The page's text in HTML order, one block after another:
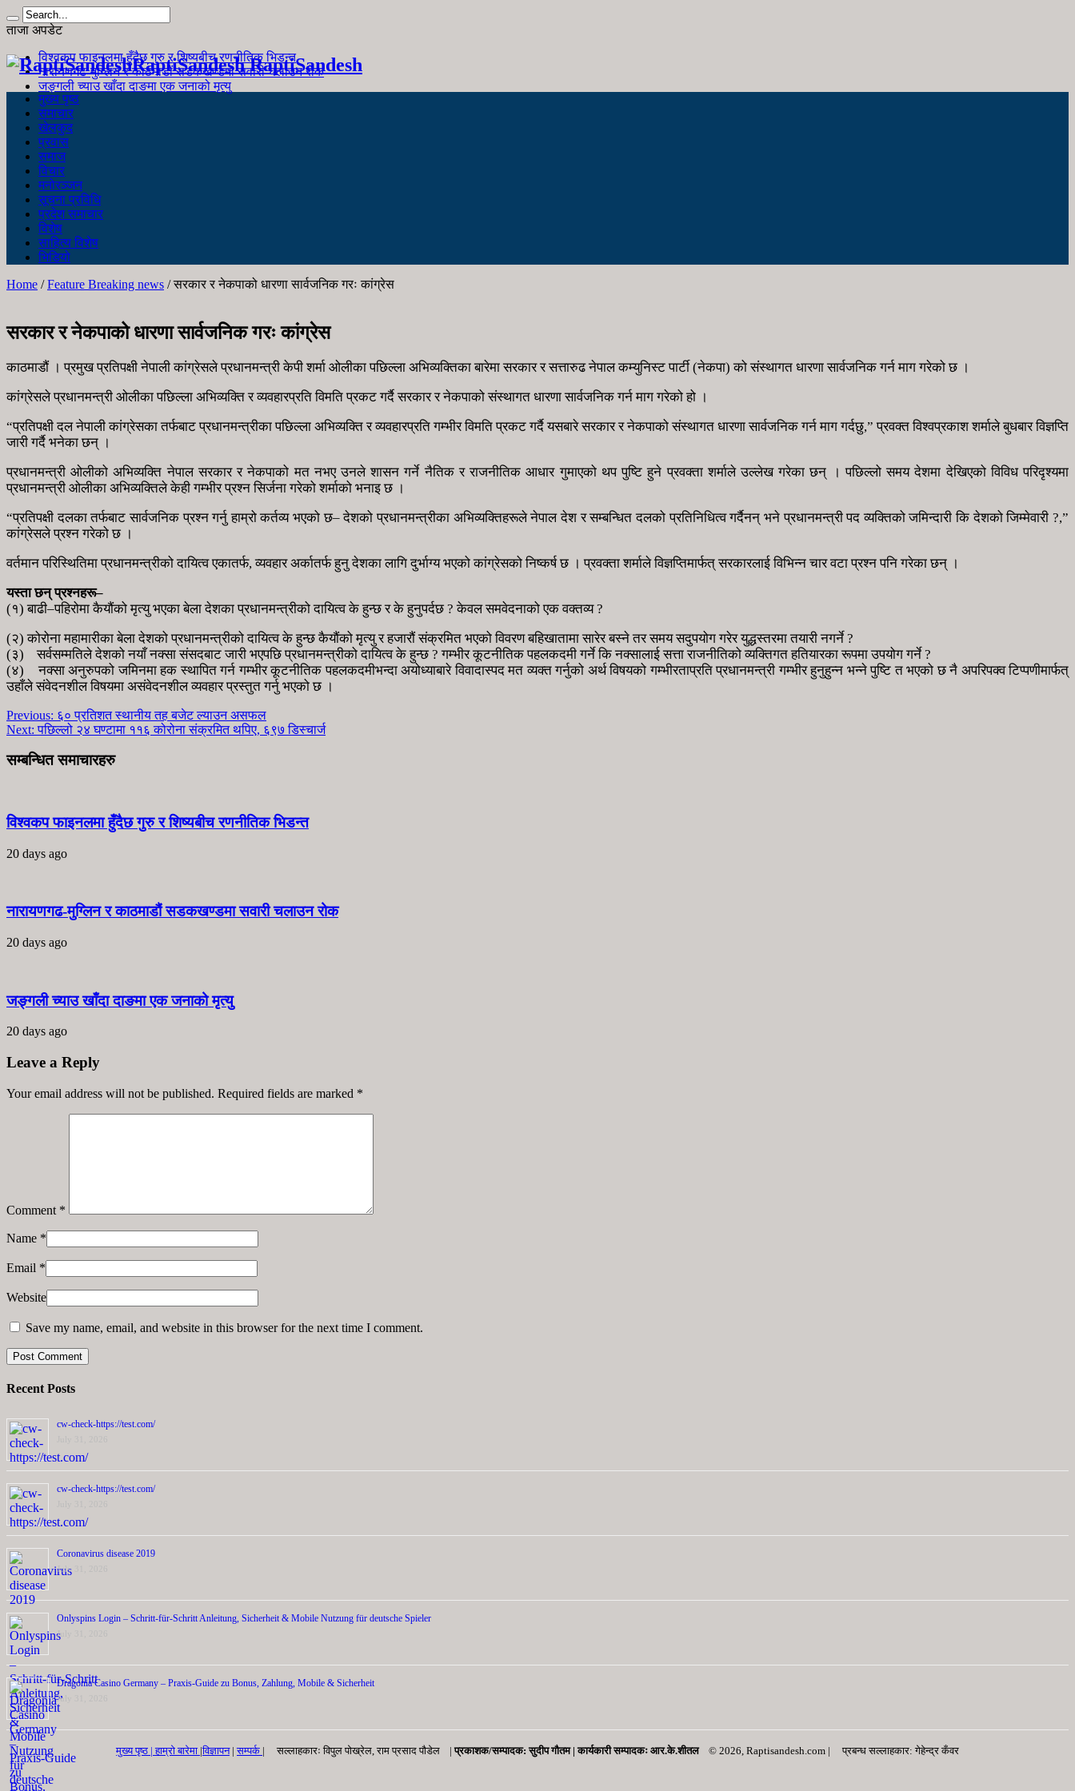
ताजा अपडेट
विश्वकप फाइनलमा हुँदैछ गुरु र शिष्यबीच रणनीतिक भिडन्त
नारायणगढ-मुग्लिन र काठमाडौं सडकखण्डमा सवारी चलाउन रोक
जङ्गली च्याउ खाँदा दाङमा एक जनाको मृत्यु
RaptiSandesh RaptiSandesh
मुख्य पृष्ठ
समाचार
खेलकुद
प्रवास
समाज
विचार
मनोरञ्जन
सूचना प्रविधि
प्रदेश समाचार
विशेष
साहित्य विशेष
भिडियो
Home /Feature Breaking news /सरकार र नेकपाको धारणा सार्वजनिक गरः कांग्रेस
सरकार र नेकपाको धारणा सार्वजनिक गरः कांग्रेस
काठमाडौं । प्रमुख प्रतिपक्षी नेपाली कांग्रेसले प्रधानमन्त्री केपी शर्मा ओलीका पछिल्ला अभिव्यक्तिका बारेमा सरकार र सत्तारुढ नेपाल कम्युनिस्ट पार्टी (नेकपा) को संस्थागत धारणा सार्वजनिक गर्न माग गरेको छ ।
कांग्रेसले प्रधानमन्त्री ओलीका पछिल्ला अभिव्यक्ति र व्यवहारप्रति विमति प्रकट गर्दै सरकार र नेकपाको संस्थागत धारणा सार्वजनिक गर्न माग गरेको हो ।
“प्रतिपक्षी दल नेपाली कांग्रेसका तर्फबाट प्रधानमन्त्रीका पछिल्ला अभिव्यक्ति र व्यवहारप्रति गम्भीर विमति प्रकट गर्दै यसबारे सरकार र नेकपाको संस्थागत धारणा सार्वजनिक गर्न माग गर्दछु,” प्रवक्त विश्वप्रकाश शर्माले बुधबार विज्ञप्ति
जारी गर्दै भनेका छन् ।
प्रधानमन्त्री ओलीको अभिव्यक्ति नेपाल सरकार र नेकपाको मत नभए उनले शासन गर्ने नैतिक र राजनीतिक आधार गुमाएको थप पुष्टि हुने प्रवक्ता शर्माले उल्लेख गरेका छन् । पछिल्लो समय देशमा देखिएको विविध परिदृश्यमा
प्रधानमन्त्री ओलीका अभिव्यक्तिले केही गम्भीर प्रश्न सिर्जना गरेको शर्माको भनाइ छ ।
“प्रतिपक्षी दलका तर्फबाट सार्वजनिक प्रश्न गर्नु हाम्रो कर्तव्य भएको छ– देशको प्रधानमन्त्रीका अभिव्यक्तिहरूले नेपाल देश र सम्बन्धित दलको प्रतिनिधित्व गर्दैनन् भने प्रधानमन्त्री पद व्यक्तिको जमिन्दारी कि देशको जिम्मेवारी ?,”
कांग्रेसले प्रश्न गरेको छ ।
वर्तमान परिस्थितिमा प्रधानमन्त्रीको दायित्व एकातर्फ, व्यवहार अर्कातर्फ हुनु देशका लागि दुर्भाग्य भएको कांग्रेसको निष्कर्ष छ । प्रवक्ता शर्माले विज्ञप्तिमार्फत् सरकारलाई विभिन्न चार वटा प्रश्न पनि गरेका छन् ।
यस्ता छन् प्रश्नहरू–
(१) बाढी–पहिरोमा कैयौंको मृत्यु भएका बेला देशका प्रधानमन्त्रीको दायित्व के हुन्छ र के हुनुपर्दछ ? केवल समवेदनाको एक वक्तव्य ?
(२) कोरोना महामारीका बेला देशको प्रधानमन्त्रीको दायित्व के हुन्छ कैयौंको मृत्यु र हजारौं संक्रमित भएको विवरण बहिखातामा सारेर बस्ने तर समय सदुपयोग गरेर युद्धस्तरमा तयारी नगर्ने ?
(३) सर्वसम्मतिले देशको नयाँ नक्सा संसदबाट जारी भएपछि प्रधानमन्त्रीको दायित्व के हुन्छ ? गम्भीर कूटनीतिक पहलकदमी गर्ने कि नक्सालाई सत्ता राजनीतिको व्यक्तिगत हतियारका रूपमा उपयोग गर्ने ?
(४) नक्सा अनुरुपको जमिनमा हक स्थापित गर्न गम्भीर कूटनीतिक पहलकदमीभन्दा अयोध्याबारे विवादास्पद मत व्यक्त गर्नुको अर्थ विषयको गम्भीरताप्रति प्रधानमन्त्री गम्भीर हुनुहुन्न भन्ने पुष्टि त भएको छ नै अपरिपक्व टिप्पणीमार्फत्
उहाँले संवेदनशील विषयमा असंवेदनशील व्यवहार प्रस्तुत गर्नु भएको छ ।
Previous: ६० प्रतिशत स्थानीय तह बजेट ल्याउन असफल
Next: पछिल्लो २४ घण्टामा ११६ कोरोना संक्रमित थपिए, ६९७ डिस्चार्ज
सम्बन्धित समाचारहरु
विश्वकप फाइनलमा हुँदैछ गुरु र शिष्यबीच रणनीतिक भिडन्त
20 days ago
नारायणगढ-मुग्लिन र काठमाडौं सडकखण्डमा सवारी चलाउन रोक
20 days ago
जङ्गली च्याउ खाँदा दाङमा एक जनाको मृत्यु
20 days ago
Leave a Reply
Your email address will not be published. Required fields are marked *
Comment *
Name *
Email *
Website
Save my name, email, and website in this browser for the next time I comment.
Recent Posts
cw-check-https://test.com/
cw-check-https://test.com/
Coronavirus disease 2019
July 31, 2026
Onlyspins Login – Schritt‑für‑Schritt Anleitung, Sicherheit & Mobile Nutzung für deutsche Spieler
July 31, 2026
Dragonia Casino Germany – Praxis‑Guide zu Bonus, Zahlung, Mobile & Sicherheit
July 31, 2026
मुख्य पृष्ठ |हाम्रो बारेमा |विज्ञापन|सम्पर्क | सल्लाहकारः विपुल पोख्रेल, राम प्रसाद पाैडेल |प्रकाशक/सम्पादक: सुदीप गौतम | कार्यकारी सम्पादकः आर.के.शीतल © 2026, Raptisandesh.com | प्रबन्ध सल्लाहकार: गेहेन्द्र कँवर